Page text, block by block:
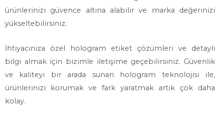
ürünlerinizi güvence altına alabilir ve marka değerinizi
yükseltebilirsiniz.
İhtiyacınıza özel hologram etiket çözümleri ve detaylı
bilgi almak için bizimle iletişime geçebilirsiniz. Güvenlik
ve kaliteyi bir arada sunan hologram teknolojisi ile,
ürünlerinizi korumak ve fark yaratmak artık çok daha
kolay.